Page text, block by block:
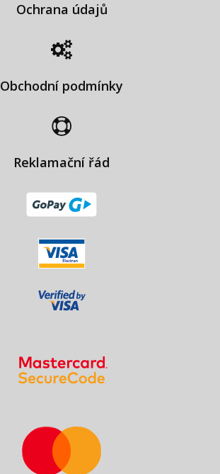
Ochrana údajů
Obchodní podmínky
Reklamační řád